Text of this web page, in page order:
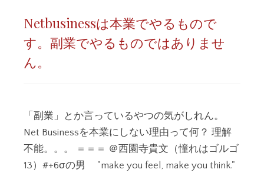
Netbusinessは本業でやるもので
す。副業でやるものではありませ
ん。
「副業」とか言っているやつの気がしれん。
Net Businessを本業にしない理由って何？ 理解
不能。。。 ＝＝＝ ＠西園寺貴文（憧れはゴルゴ
13）#+6σの男 "make you feel, make you think."